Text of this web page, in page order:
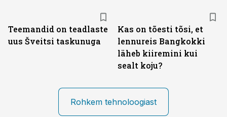
Teemandid on teadlaste
uus Šveitsi taskunuga
Kas on tõesti tõsi, et
lennureis Bangkokki
läheb kiiremini kui
sealt koju?
Rohkem tehnoloogiast